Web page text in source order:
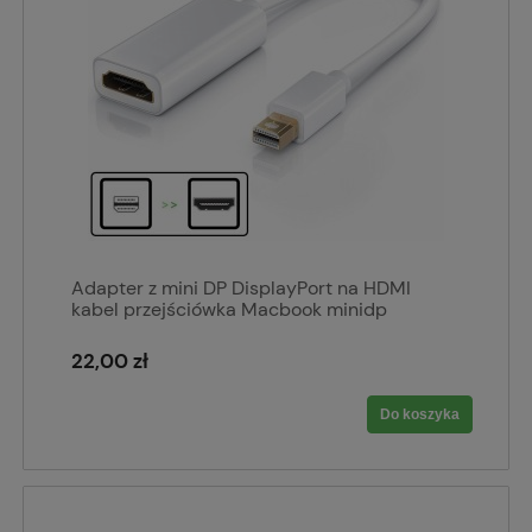
Adapter z mini DP DisplayPort na HDMI
kabel przejściówka Macbook minidp
22,00 zł
Do koszyka